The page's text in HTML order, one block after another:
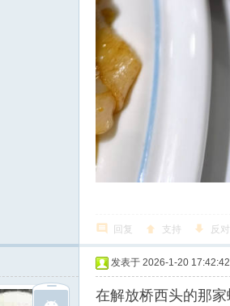
回复 支持 反对
发表于 2026-1-20 17:42:42
在解放桥西头的那